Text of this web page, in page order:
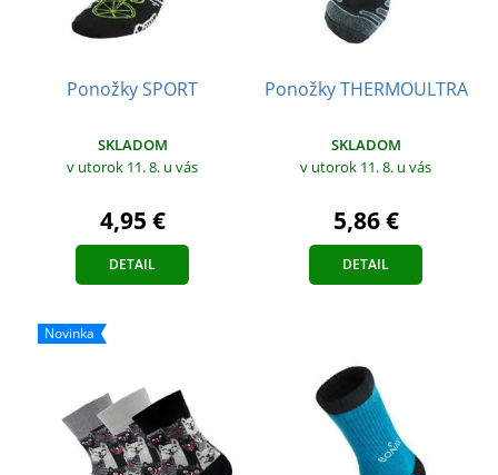
Ponožky SPORT
SKLADOM
v utorok 11. 8. u vás
4,95 €
DETAIL
Ponožky THERMOULTRA
SKLADOM
v utorok 11. 8. u vás
5,86 €
DETAIL
Novinka